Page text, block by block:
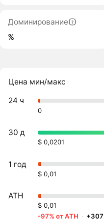
Доминирование
%
Цена мин/макс
24 ч
0
30 д
$ 0,0201
1 год
$ 0,01
ATH
$ 0,01
-97% от ATH ·